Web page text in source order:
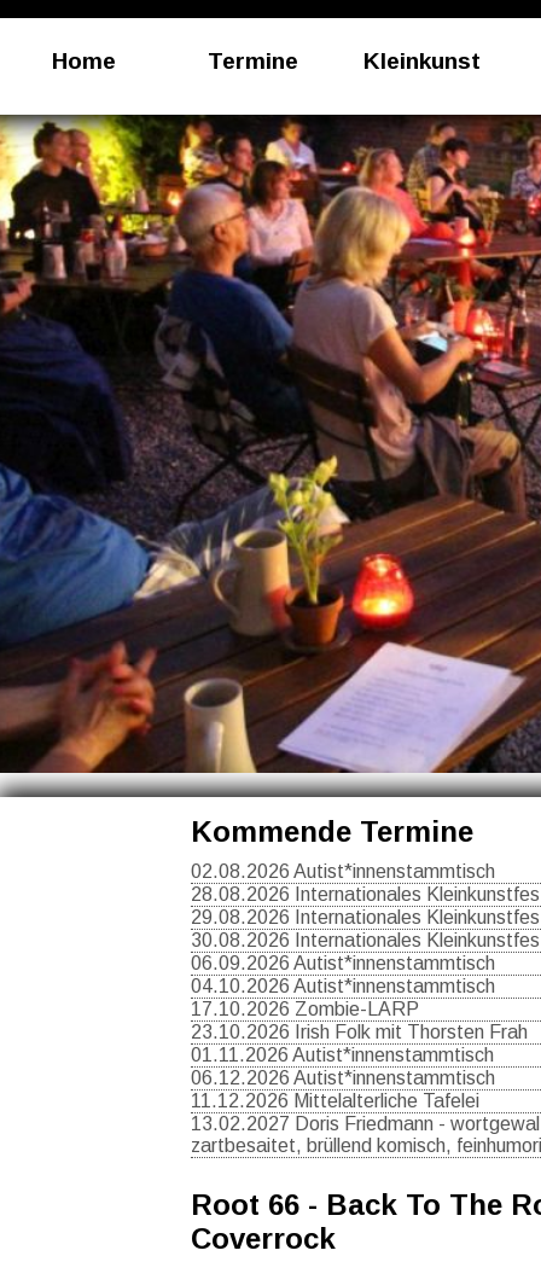
Home Termine Kleinkunst
Kommende Termine
02.08.2026 Autist*innenstammtisch
28.08.2026 Internationales
29.08.2026 Internationales
30.08.2026 Internationales
06.09.2026 Autist*innenstammtisch
04.10.2026 Autist*innenstammtisch
17.10.2026 Zombie-LARP
23.10.2026 Irish Folk mit Thorsten Frah
01.11.2026 Autist*innenstammtisch
06.12.2026 Autist*innenstammtisch
11.12.2026 Mittelalterliche Tafelei
13.02.2027 Doris Friedmann -
zartbesaitet, brüllend komisch,
Root 66 - Back To The
Coverrock